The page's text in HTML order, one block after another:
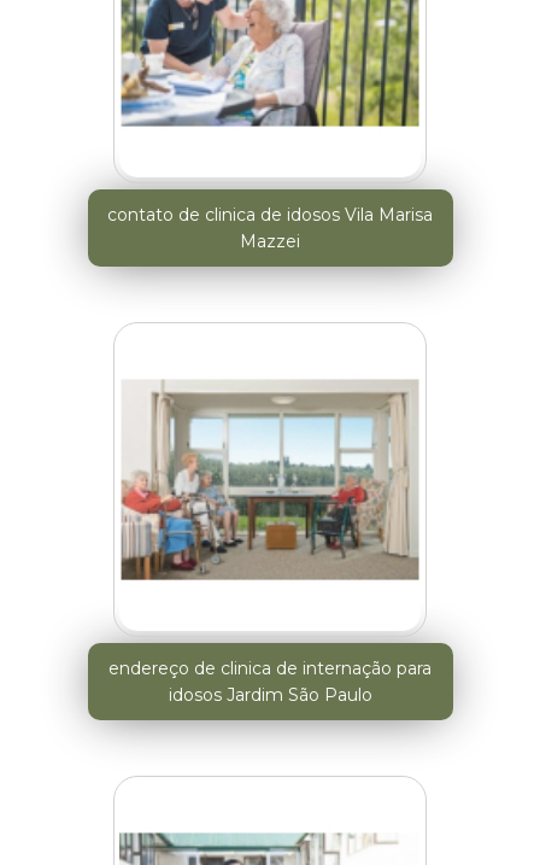
contato de clinica de idosos Vila Marisa
Mazzei
endereço de clinica de internação para
idosos Jardim São Paulo